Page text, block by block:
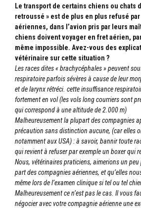
Le transport de certains chiens ou chats
retroussé » est de plus en plus refusé
aériennes, dans l’avion pris par leurs
chiens doivent voyager en fret aérien,
même impossible. Avez-vous des
vétérinaire sur cette situation ?
Les races dites « brachycéphales » peuvent
respiratoire parfois sévères à cause de leur
et de larynx rétréci. cette insuffisance
fortement en vol (les vols long courriers sont
qui correspond à une altitude de 2.000 m)
Malheureusement la plupart des compagnies
précaution sans distinction aucune, (car elles
notamment aux USA) : à savoir, bannir toute
qui revient à refuser par exemple un boxer qui
Nous, vétérinaires praticiens, aimerions un peu
part des compagnies aériennes, et qu’elles
même lors de l’examen clinique si tel ou tel
Malheureusement ce n’est pas le cas. Il vous
négocier avec votre compagnie aérienne une